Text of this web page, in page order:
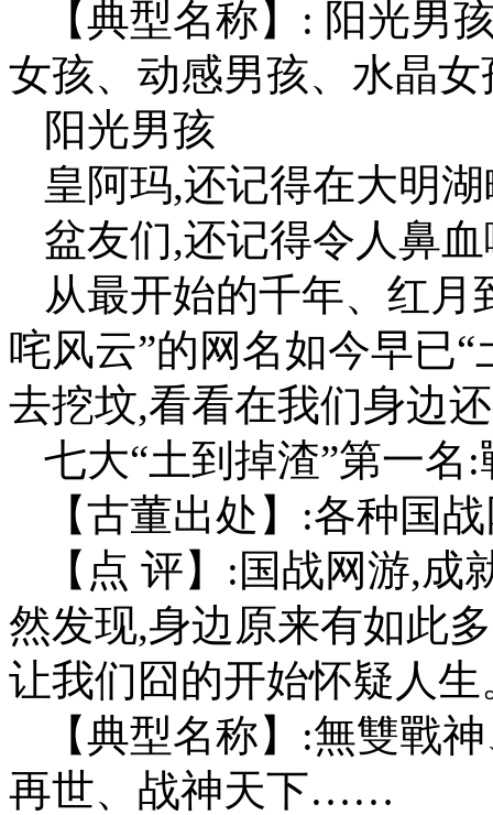
【典型名称】: 阳光男
女孩、动感男孩、水晶
阳光男孩
皇阿玛,还记得在大明
盆友们,还记得令人鼻
从最开始的千年、红月
咤风云”的网名如今早已
去挖坟,看看在我们身边
七大“土到掉渣”第一名
【古董出处】:各种国
【点 评】:国战网游,成
然发现,身边原来有如此
让我们囧的开始怀疑人生
【典型名称】:無雙戰
再世、战神天下……